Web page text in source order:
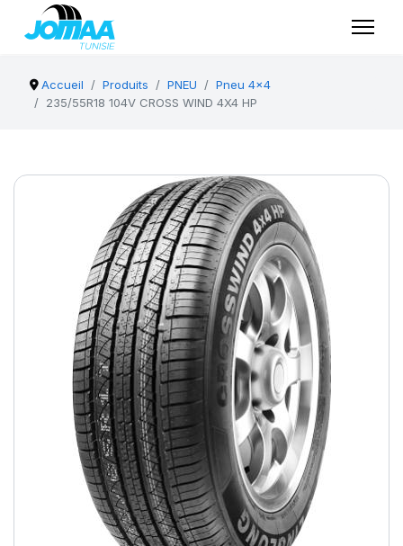
Accueil Produits PNEU
Pneu 4x4
235/55R18 104V CROSS WIND 4X4 HP